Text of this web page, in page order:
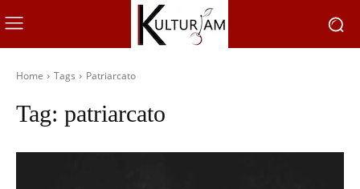
Home Tags Patriarcato
Tag: patriarcato